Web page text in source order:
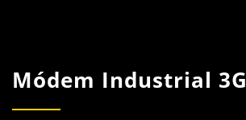
Módem Industrial 3G